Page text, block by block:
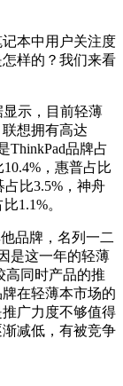
本中用户关注度
样的？我们来看
示，目前轻薄
想拥有高达
ThinkPad品牌占
，惠普占比
占比3.5%，神舟
1.1%。
品牌，名列一二
是这一年的轻薄
高同时产品的推
在轻薄本市场的
广力度不够值得
减低，有被竞争